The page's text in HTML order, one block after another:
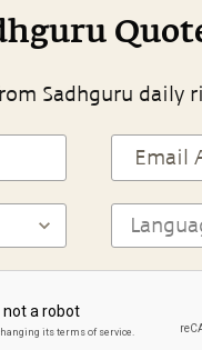
Sadhguru daily